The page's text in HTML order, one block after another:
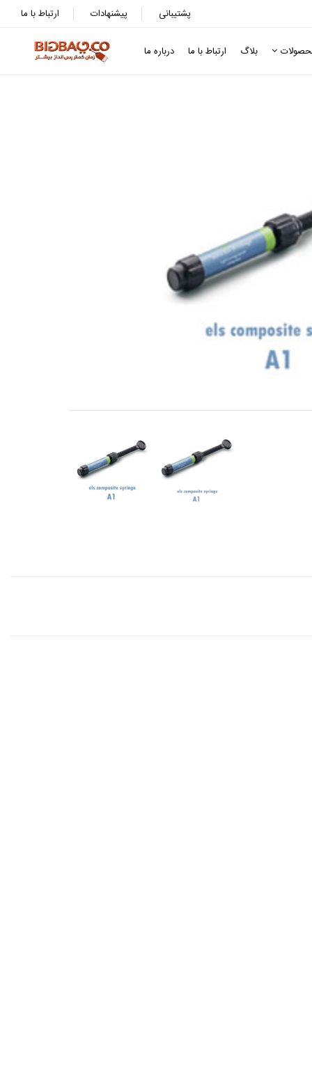
ارتباط با ما پیشنهادات پشتیبانی
بلاگ ارتباط با ما درباره ما